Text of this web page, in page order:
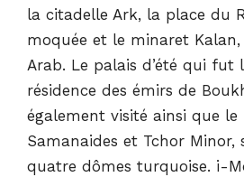
la citadelle Ark, la place du
moquée et le minaret
Arab. Le palais d’été qui fut
résidence des émirs de
également visité ainsi que le
Samanaides et Tchor Minor,
quatre dômes turquoise. i-